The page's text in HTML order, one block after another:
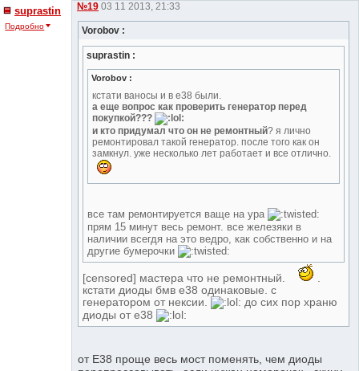
suprastin
Подробно
№19 03 11 2013, 21:33
Vorobov :
suprastin :
Vorobov :
кстати ваносы и в е38 были.
а еще вопрос как проверить генератор перед
покупкой???
и кто придумал что он не ремонтный? я лично
ремонтировал такой генератор. после того как он
замкнул. уже несколько лет работает и все отлично.
все там ремонтируется ваще на ура
прям 15 минут весь ремонт. все железяки в
наличии всегдя на это ведро, как собственно и на
другие бумерочки
[censored] мастера что не ремонтный.
.
кстати диоды бмв е38 одинаковые. с
генератором от нексии.
до сих пор храню
диоды от е38
от Е38 проще весь мост поменять, чем диоды